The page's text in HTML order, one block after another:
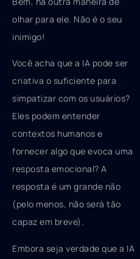
olhar para ele. Não é o seu
inimigo!
Você acha que a IA pode ser
criativa o suficiente para
simpatizar com os usuários?
Eles podem entender
contextos humanos e
fornecer algo que evoca uma
resposta emocional? A
resposta é um grande não
(pelo menos, não será tão
capaz em breve).
Embora seja verdade que a IA